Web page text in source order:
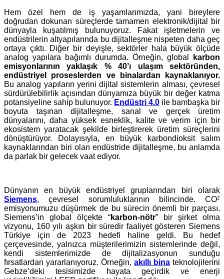
Hem özel hem de iş yaşamlarımızda, yani bireylere
doğrudan dokunan süreçlerde tamamen elektronik/dijital bir
dünyayla kuşatılmış bulunuyoruz. Fakat işletmelerin ve
endüstrilerin altyapılarında bu dijitalleşme nispeten daha geç
ortaya çıktı. Diğer bir deyişle, sektörler hala büyük ölçüde
analog yapılara bağımlı durumda. Örneğin, global
karbon
emisyonlarının yaklaşık % 40’ı ulaşım sektöründen,
endüstriyel proseslerden ve binalardan kaynaklanıyor.
Bu analog yapıların yerini dijital sistemlerin alması, çevresel
sürdürülebilirlik açısından dünyamıza büyük bir değer katma
potansiyeline sahip bulunuyor. Endüstri 4.0 ile bambaşka bir
boyuta taşınan dijitalleşme, sanal ve gerçek üretim
dünyalarını, daha yüksek esneklik, kalite ve verim için bir
ekosistem yaratacak şekilde birleştirerek üretim süreçlerini
dönüştürüyor. Dolayısıyla, en büyük karbondioksit salım
kaynaklarından biri olan endüstride dijitalleşme, bu anlamda
da parlak bir gelecek vaat ediyor.
Dünyanın en büyük endüstriyel gruplarından biri olarak
Siemens, çevresel sorumluluklarının bilincinde. CO2
emisyonumuzu düşürmek de bu sürecin önemli bir parçası.
Siemens’in global ölçekte “karbon-nötr” bir şirket olma
vizyonu, 160 yılı aşkın bir süredir faaliyet gösteren Siemens
Türkiye için de 2023 hedefi haline geldi. Bu hedef
çerçevesinde, yalnızca müşterilerimizin sistemlerinde değil,
kendi sistemlerimizde de dijitalizasyonun sunduğu
fırsatlardan yararlanıyoruz. Örneğin, akıllı bina teknolojilerini
Gebze’deki tesisimizde hayata geçirdik ve enerji